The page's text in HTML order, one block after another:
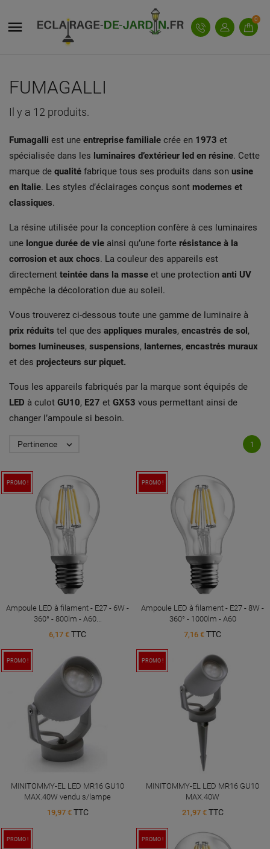
 0
FUMAGALLI
Il y a 12 produits.
Fumagalli est une entreprise familiale crée en 1973 et
spécialisée dans les luminaires d’extérieur led en résine. Cette
marque de qualité fabrique tous ses produits dans son usine
en Italie. Les styles d’éclairages conçus sont modernes et
classiques.
La résine utilisée pour la conception confère à ces luminaires
une longue durée de vie ainsi qu’une forte résistance à la
corrosion et aux chocs. La couleur des appareils est
directement teintée dans la masse et une protection anti UV
empêche la décoloration due au soleil.
Vous trouverez ci-dessous toute une gamme de luminaire à
prix réduits tel que des appliques murales, encastrés de sol,
bornes lumineuses, suspensions, lanternes, encastrés muraux
et des projecteurs sur piquet.
Tous les appareils fabriqués par la marque sont équipés de
LED à culot GU10, E27 et GX53 vous permettant ainsi de
changer l’ampoule si besoin.
Pertinence  1
PROMO !
Ampoule LED à filament - E27 - 6W -
360° - 800lm - A60...
6,17 € TTC
PROMO !
Ampoule LED à filament - E27 - 8W -
360° - 1000lm - A60
7,16 € TTC
PROMO !
MINITOMMY-EL LED MR16 GU10
MAX.40W vendu s/lampe
19,97 € TTC
PROMO !
MINITOMMY-EL LED MR16 GU10
MAX.40W
21,97 € TTC
PROMO ! PROMO !
MY WISHLISTS
((MODALTITLE))
((confirmMessage))
((cancelText))
((TITLE))
CONNEXION
Vous devez être connecté pour ajouter des produits